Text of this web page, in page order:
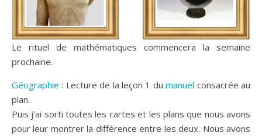
Le rituel de mathématiques commencera la semaine
prochaine.
Géographie : Lecture de la leçon 1 dumanuel consacrée au
plan.
Puis j’ai sorti toutes les cartes et les plans que nous avons
pour leur montrer la différence entre les deux. Nous avons